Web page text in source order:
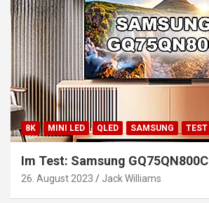
8K MINI LED QLED SAMSUNG TEST
Im Test: Samsung GQ75QN800C
26. August 2023 Jack Williams